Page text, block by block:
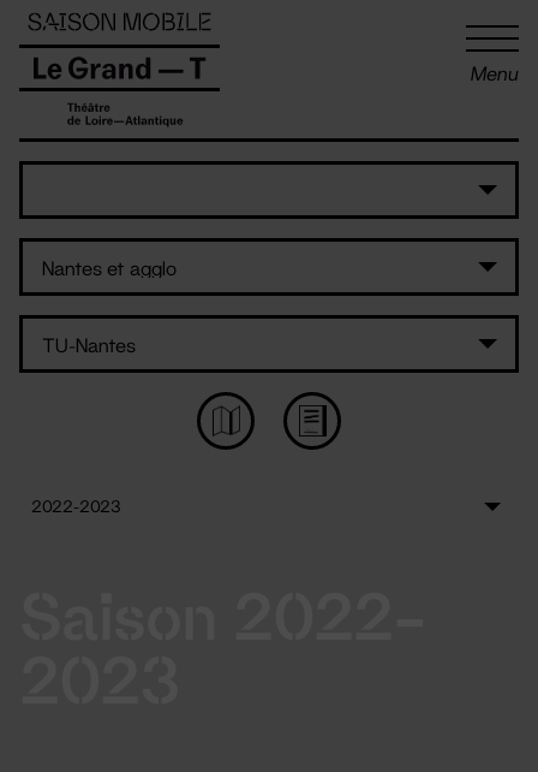
Menu
Panneau de gestion des cookies